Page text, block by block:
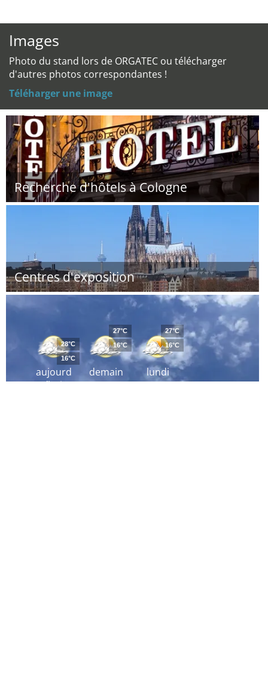
Images
Photo du stand lors de ORGATEC ou télécharger
d'autres photos correspondantes !
Téléharger une image
Recherche d'hôtels à Cologne
Centres d'exposition
aujourd
´hui
28°C
16°C
demain
27°C
16°C
lundi
27°C
16°C